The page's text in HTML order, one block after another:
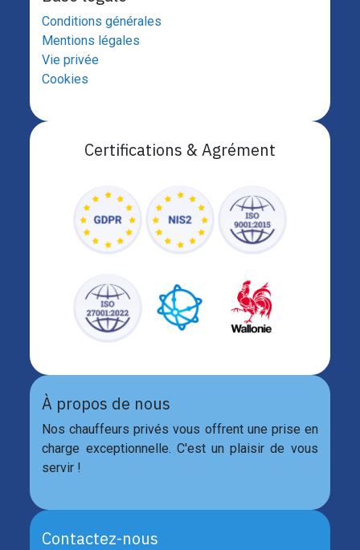
Conditions générales
Mentions légales
Vie privée
Cookies
Certifications & Agrément
À propos de nous
Nos chauffeurs privés vous offrent une prise en
charge exceptionnelle. C'est un plaisir de vous
servir !
Contactez-nous